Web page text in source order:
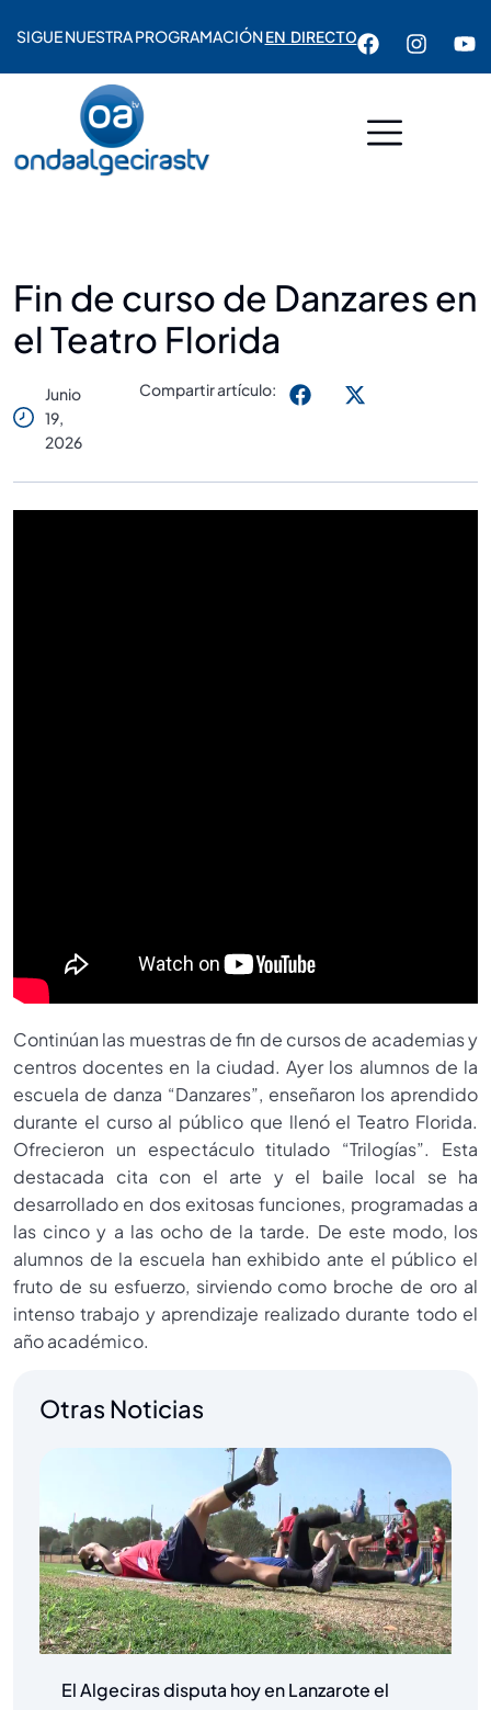
SIGUE NUESTRA PROGRAMACIÓNEN DIRECTO
Fin de curso de Danzares en
el Teatro Florida
Junio
19,
2026
Compartir artículo:
Continúan las muestras de fin de cursos de academias y
centros docentes en la ciudad. Ayer los alumnos de la
escuela de danza “Danzares”, enseñaron los aprendido
durante el curso al público que llenó el Teatro Florida.
Ofrecieron un espectáculo titulado “Trilogías”. Esta
destacada cita con el arte y el baile local se ha
desarrollado en dos exitosas funciones, programadas a
las cinco y a las ocho de la tarde. De este modo, los
alumnos de la escuela han exhibido ante el público el
fruto de su esfuerzo, sirviendo como broche de oro al
intenso trabajo y aprendizaje realizado durante todo el
año académico.
Otras Noticias
El Algeciras disputa hoy en Lanzarote el